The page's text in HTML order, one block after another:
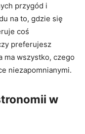
przygód i
na to, gdzie się
coś
preferujesz
ma wszystko, czego
niezapomnianymi.
w